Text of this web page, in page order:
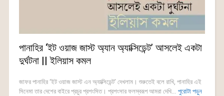
পানাহির ‘ইট ওয়াজ জাস্ট অ্যান অ্যাক্সিডেন্ট’ আসলেই একটা
দুর্ঘটনা || ইলিয়াস কমল
জাফর পানাহির ‘ইট ওয়াজ জাস্ট এন অ্যাক্সিডেন্ট’ দেখলাম। শুরুতেই বলে রাখি, পানাহির এই
সিনেমা তার দেশের বাইরে প্রচুর প্রশংসিত। প্রশংসার ফলস্বরূপ আমরা দেখি... পুরোটা পড়ুন